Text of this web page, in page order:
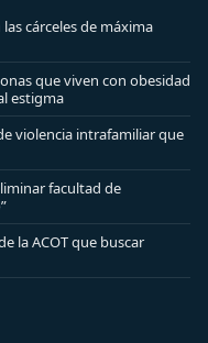
cárceles de máxima
que viven con obesidad
estigma
violencia intrafamiliar que
facultad de
la ACOT que buscar